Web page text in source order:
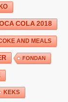
COLA 2018
AND MEALS
FONDAN
KEKS